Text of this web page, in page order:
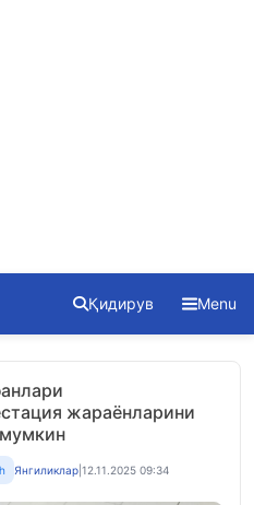
Қидирув Menu
жараёнларини
Янгиликлар 12.11.2025 09:34